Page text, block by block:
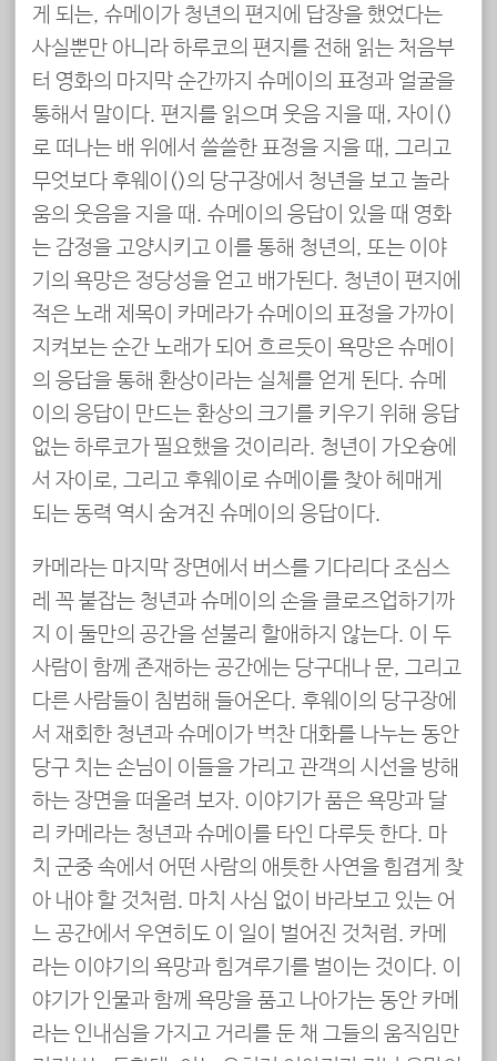
게 되는, 슈메이가 청년의 편지에 답장을 했었다는
사실뿐만 아니라 하루코의 편지를 전해 읽는 처음부
터 영화의 마지막 순간까지 슈메이의 표정과 얼굴을
통해서 말이다. 편지를 읽으며 웃음 지을 때, 자이(嘉義)
로 떠나는 배 위에서 쓸쓸한 표정을 지을 때, 그리고
무엇보다 후웨이(虎尾)의 당구장에서 청년을 보고 놀라
움의 웃음을 지을 때. 슈메이의 응답이 있을 때 영화
는 감정을 고양시키고 이를 통해 청년의, 또는 이야
기의 욕망은 정당성을 얻고 배가된다. 청년이 편지에
적은 노래 제목이 카메라가 슈메이의 표정을 가까이
지켜보는 순간 노래가 되어 흐르듯이 욕망은 슈메이
의 응답을 통해 환상이라는 실체를 얻게 된다. 슈메
이의 응답이 만드는 환상의 크기를 키우기 위해 응답
없는 하루코가 필요했을 것이리라. 청년이 가오슝에
서 자이로, 그리고 후웨이로 슈메이를 찾아 헤매게
되는 동력 역시 숨겨진 슈메이의 응답이다.
카메라는 마지막 장면에서 버스를 기다리다 조심스
레 꼭 붙잡는 청년과 슈메이의 손을 클로즈업하기까
지 이 둘만의 공간을 섣불리 할애하지 않는다. 이 두
사람이 함께 존재하는 공간에는 당구대나 문, 그리고
다른 사람들이 침범해 들어온다. 후웨이의 당구장에
서 재회한 청년과 슈메이가 벅찬 대화를 나누는 동안
당구 치는 손님이 이들을 가리고 관객의 시선을 방해
하는 장면을 떠올려 보자. 이야기가 품은 욕망과 달
리 카메라는 청년과 슈메이를 타인 다루듯 한다. 마
치 군중 속에서 어떤 사람의 애틋한 사연을 힘겹게 찾
아 내야 할 것처럼. 마치 사심 없이 바라보고 있는 어
느 공간에서 우연히도 이 일이 벌어진 것처럼. 카메
라는 이야기의 욕망과 힘겨루기를 벌이는 것이다. 이
야기가 인물과 함께 욕망을 품고 나아가는 동안 카메
라는 인내심을 가지고 거리를 둔 채 그들의 움직임만